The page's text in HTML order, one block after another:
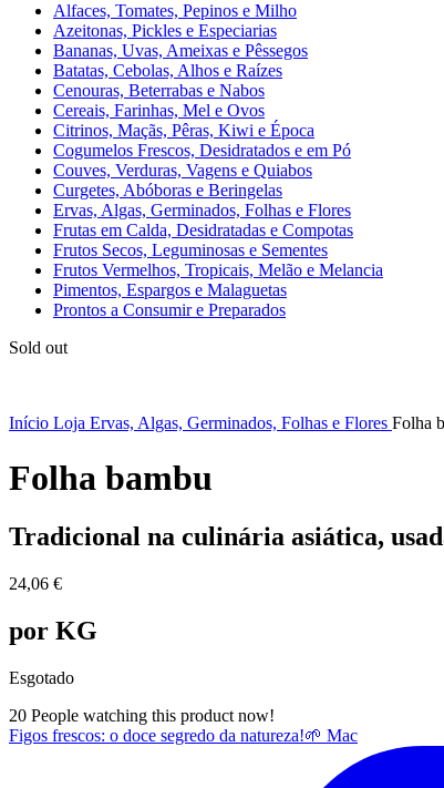
Alfaces, Tomates, Pepinos e Milho
Azeitonas, Pickles e Especiarias
Bananas, Uvas, Ameixas e Pêssegos
Batatas, Cebolas, Alhos e Raízes
Cenouras, Beterrabas e Nabos
Cereais, Farinhas, Mel e Ovos
Citrinos, Maçãs, Pêras, Kiwi e Época
Cogumelos Frescos, Desidratados e em Pó
Couves, Verduras, Vagens e Quiabos
Curgetes, Abóboras e Beringelas
Ervas, Algas, Germinados, Folhas e Flores
Frutas em Calda, Desidratadas e Compotas
Frutos Secos, Leguminosas e Sementes
Frutos Vermelhos, Tropicais, Melão e Melancia
Pimentos, Espargos e Malaguetas
Prontos a Consumir e Preparados
Sold out
Início Loja Ervas, Algas, Germinados, Folhas e Flores Folha
Folha bambu
Tradicional na culinária asiática,
24,06 €
por KG
Esgotado
20 People watching this product now!
Figos frescos: o doce segredo da natureza!🌱 Mac